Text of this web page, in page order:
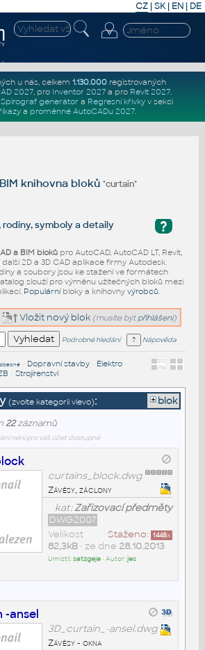
CZ | SK| EN | DE
u nás, celkem 1.130.000registrovaných
2027, pro Inventor 2027a pro Revit 2027.
Spirograf generátor a Regresní křivkyv sekci
a proměnné AutoCADu 2027.
knihovna bloků"curtain"
?
rodiny, symboly a detaily
a BIM blokůpro AutoCAD, AutoCAD LT, Revit,
2D a 3D CAD aplikace firmy Autodesk.
a soubory jsou ke stažení ve formátech
slouží pro výměnu užitečných bloků mezi
Populárníbloky a knihovny výrobců.
Vložit nový blok (musíte být přihlášeni)
Podrobné hledání Nápověda
• Dopravní stavby• Elektro•
• Strojírenství
(zvolte kategorii vlevo): blok
22záznamů
není pro váš účet dostupné
curtains_block.dwg
Závěsy, záclony
kat:Zařizovací předměty
DWG2007
Staženo: 1448x
Velikost
82,3kB• ze dne 28.10.2013
Umístil:satzgeje• Autor:jes
-ansel
3D_curtain_-ansel.dwg
Závěsy - okna